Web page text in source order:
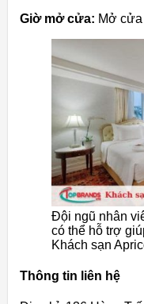
Giờ mở cửa: Mở
Đội ngũ nhân
có thể hỗ trợ
Khách sạn
Thông tin liên hệ